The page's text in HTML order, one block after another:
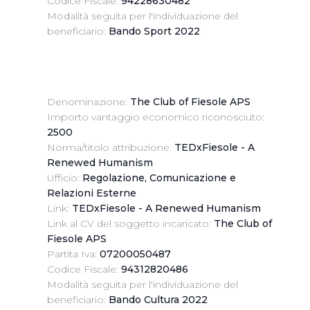
suo utilizzo dei loro servizi.
accetta di memorizzare tutti i cookie sul dispositivo
"X" posizionata in alto a destra in questo banner l’Utente
La chiusura del presente banner comporta il permanere
navigazione in assenza di cookie o altri sistemi di
corretta visualizzazione della pagina.
Modalità seguita per l'individuazione del
beneficiario: Bando Sport 2022
Denominazione: The Club of Fiesole APS
Importo vantaggio economico riconosciuto:
2500
Norma/titolo attribuzione: TEDxFiesole - A
Renewed Humanism
Ufficio: Regolazione, Comunicazione e
Relazioni Esterne
Link: TEDxFiesole - A Renewed Humanism
Link al CV del soggetto incaricato: The Club of
Fiesole APS
Partita Iva: 07200050487
Codice Fiscale: 94312820486
Modalità seguita per l'individuazione del
beneficiario: Bando Cultura 2022